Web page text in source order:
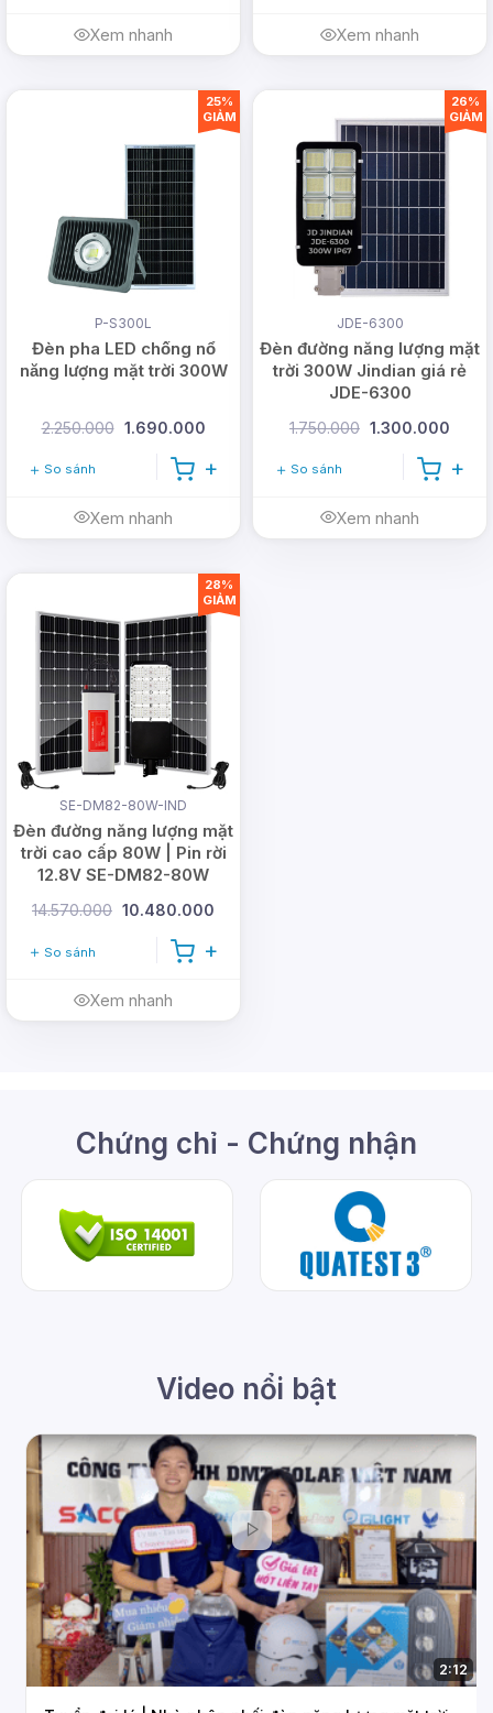
Xem nhanh Xem nhanh
P-S300L
Đèn pha LED chống nổ
năng lượng mặt trời 300W
2.250.000 1.690.000
So sánh
Xem nhanh
25%
GIẢM
JDE-6300
Đèn đường năng lượng mặt
trời 300W Jindian giá rẻ
JDE-6300
1.750.000 1.300.000
So sánh
Xem nhanh
26%
GIẢM
SE-DM82-80W-IND
Đèn đường năng lượng mặt
trời cao cấp 80W | Pin rời
12.8V SE-DM82-80W
14.570.000 10.480.000
So sánh
Xem nhanh
28%
GIẢM
Chứng chỉ - Chứng nhận
Video nổi bật
2:12